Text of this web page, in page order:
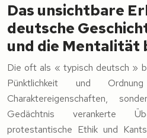
Das unsichtbare
deutsche
und die Mentalität
Die oft als « typisch deutsch »
Pünktlichkeit und
Charaktereigenschaften,
Gedächtnis verankerte
protestantische Ethik und